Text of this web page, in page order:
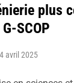
plus
SCOP
4 avril 2025